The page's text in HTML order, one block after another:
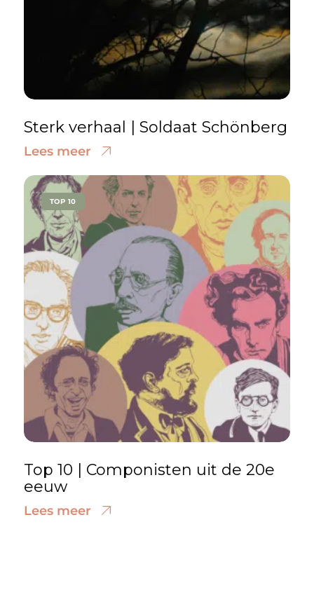
Sterk verhaal | Soldaat Schönberg
Lees meer
TOP 10
Top 10 | Componisten uit de 20e
eeuw
Lees meer